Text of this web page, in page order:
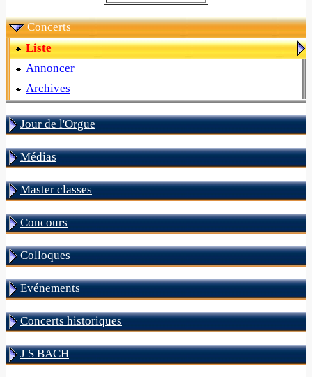
Concerts
Liste
Annoncer
Archives
Jour de l'Orgue
Médias
Master classes
Concours
Colloques
Evénements
Concerts historiques
J S BACH